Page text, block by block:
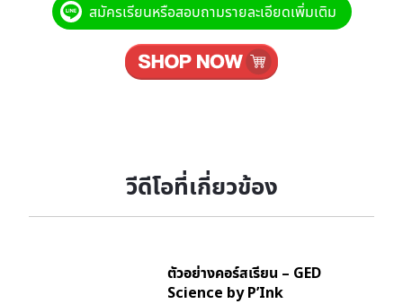
สมัครเรียนหรือสอบถามรายละเอียดเพิ่มเติม
วีดีโอที่เกี่ยวข้อง
ตัวอย่างคอร์สเรียน – GED
Science by P’Ink